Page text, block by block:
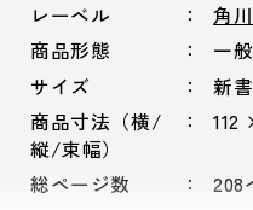
レーベル
角
商品形態
一
サイズ
新
商品寸法（横/
縦/束幅）
112
総ページ数
208